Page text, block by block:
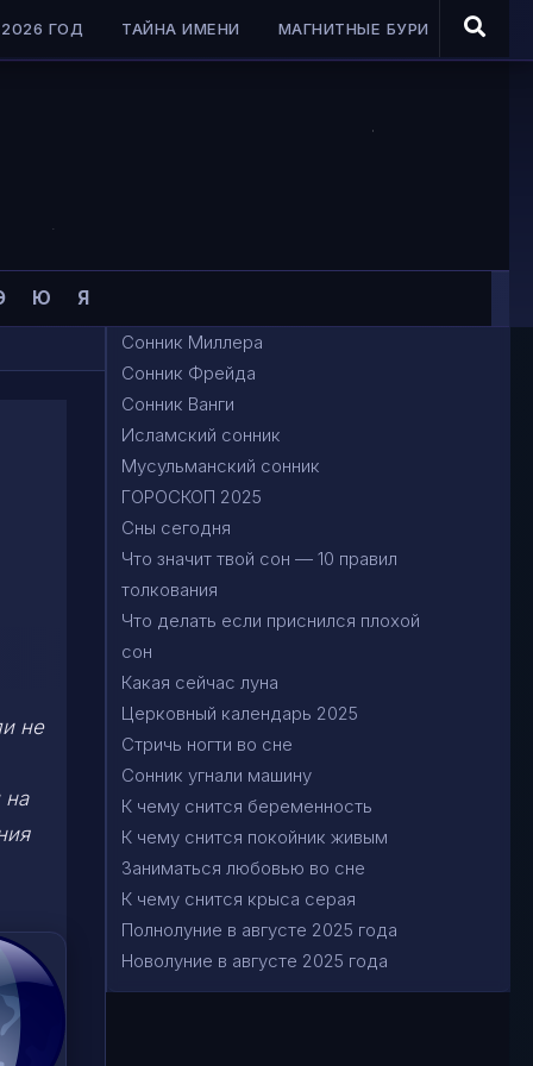
ГОД ТАЙНА ИМЕНИ МАГНИТНЫЕ БУРИ
Ю Я
не
на
Сонник Миллера
Сонник Фрейда
Сонник Ванги
Исламский сонник
Мусульманский сонник
ГОРОСКОП 2025
Сны сегодня
Что значит твой сон — 10 правил
толкования
Что делать если приснился плохой
сон
Какая сейчас луна
Церковный календарь 2025
Стричь ногти во сне
Сонник угнали машину
К чему снится беременность
К чему снится покойник живым
Заниматься любовью во сне
К чему снится крыса серая
Полнолуние в августе 2025 года
Новолуние в августе 2025 года